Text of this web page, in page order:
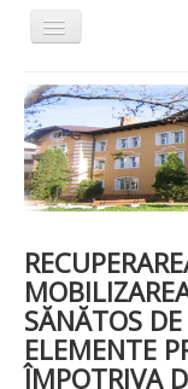
Comută
navigarea
PREZENTARE
ISTORIE
STRUCTURA
SECŢIA
SECŢIA
SECŢIA BOLI
SECŢIA
SĂNĂTOS
ELEMENTE
ÎMPOTRIVA